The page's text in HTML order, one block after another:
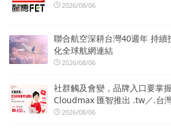
2026/08/06
聯合航空深耕台灣40週年 持續
化全球航網連結
2026/08/06
社群觸及會變，品牌入口要掌
Cloudmax 匯智推出 .tw／.台
2026/08/06